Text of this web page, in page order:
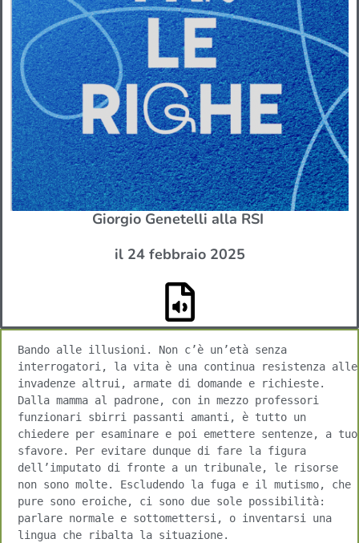
Giorgio Genetelli alla RSI
il 24 febbraio 2025
Bando alle illusioni. Non c’è un’età senza
interrogatori, la vita è una continua resistenza alle
invadenze altrui, armate di domande e richieste.
Dalla mamma al padrone, con in mezzo professori
funzionari sbirri passanti amanti, è tutto un
chiedere per esaminare e poi emettere sentenze, a tuo
sfavore. Per evitare dunque di fare la figura
dell’imputato di fronte a un tribunale, le risorse
non sono molte. Escludendo la fuga e il mutismo, che
pure sono eroiche, ci sono due sole possibilità:
parlare normale e sottomettersi, o inventarsi una
lingua che ribalta la situazione.